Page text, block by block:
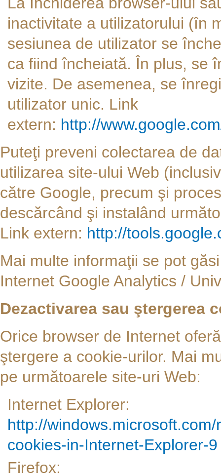
inactivitate a utilizatorului (în
sesiunea de utilizator se
ca fiind încheiată. În plus, se
vizite. De asemenea, se
utilizator unic. Link
extern: http://
Puteţi preveni colectarea de
utilizarea site-ului Web
către Google, precum şi
descărcând şi instalând
Link extern: http://
Mai multe informaţii se pot
Internet Google Analytics /
Dezactivarea sau ştergerea
Orice browser de Internet
ştergere a cookie-urilor. Mai
pe următoarele site-uri Web:
Internet Explorer:
http://
cookies-in-Internet-Explorer-9
Firefox: